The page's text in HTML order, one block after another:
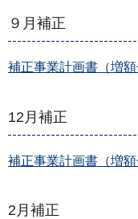
９月補正
補正事業計画書（増
12月補正
補正事業計画書（増
2月補正